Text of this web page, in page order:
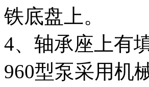
铁底盘上。
4、轴承座上有
960型泵采用机